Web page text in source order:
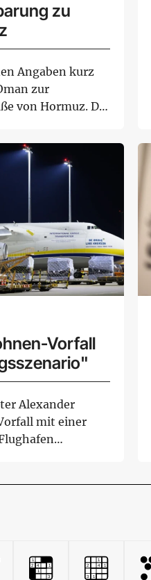
zu
Angaben kurz
zur
von Hormuz. Die
Vorfall
Alexander
mit einer